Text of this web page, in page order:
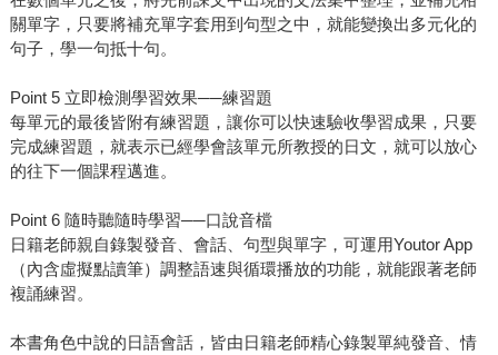
關單字，只要將補充單字套用到句型之中，就能變換出多元化的
句子，學一句抵十句。
Point 5 立即檢測學習效果──練習題
每單元的最後皆附有練習題，讓你可以快速驗收學習成果，只要
完成練習題，就表示已經學會該單元所教授的日文，就可以放心
的往下一個課程邁進。
Point 6 隨時聽隨時學習──口說音檔
日籍老師親自錄製發音、會話、句型與單字，可運用Youtor App
（內含虛擬點讀筆）調整語速與循環播放的功能，就能跟著老師
複誦練習。
本書角色中說的日語會話，皆由日籍老師精心錄製單純發音、情